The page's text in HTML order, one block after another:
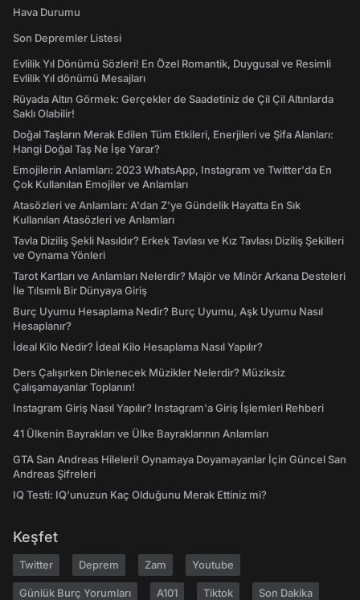
Hava Durumu
Son Depremler Listesi
Evlilik Yıl Dönümü Sözleri! En Özel Romantik, Duygusal ve Resimli
Evlilik Yıl dönümü Mesajları
Rüyada Altın Görmek: Gerçekler de Saadetiniz de Çil Çil Altınlarda
Saklı Olabilir!
Doğal Taşların Merak Edilen Tüm Etkileri, Enerjileri ve Şifa Alanları:
Hangi Doğal Taş Ne İşe Yarar?
Emojilerin Anlamları: 2023 WhatsApp, Instagram ve Twitter'da En
Çok Kullanılan Emojiler ve Anlamları
Atasözleri ve Anlamları: A'dan Z'ye Gündelik Hayatta En Sık
Kullanılan Atasözleri ve Anlamları
Tavla Diziliş Şekli Nasıldır? Erkek Tavlası ve Kız Tavlası Diziliş Şekilleri
ve Oynama Yönleri
Tarot Kartları ve Anlamları Nelerdir? Majör ve Minör Arkana Desteleri
İle Tılsımlı Bir Dünyaya Giriş
Burç Uyumu Hesaplama Nedir? Burç Uyumu, Aşk Uyumu Nasıl
Hesaplanır?
İdeal Kilo Nedir? İdeal Kilo Hesaplama Nasıl Yapılır?
Ders Çalışırken Dinlenecek Müzikler Nelerdir? Müziksiz
Çalışamayanlar Toplanın!
Instagram Giriş Nasıl Yapılır? Instagram'a Giriş İşlemleri Rehberi
41 Ülkenin Bayrakları ve Ülke Bayraklarının Anlamları
GTA San Andreas Hileleri! Oynamaya Doyamayanlar İçin Güncel San
Andreas Şifreleri
IQ Testi: IQ'unuzun Kaç Olduğunu Merak Ettiniz mi?
Keşfet
Twitter Deprem Zam Youtube
Günlük Burç Yorumları A101 Tiktok Son Dakika